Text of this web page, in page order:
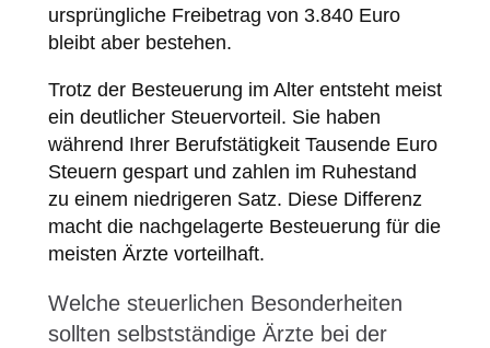
ursprüngliche Freibetrag von 3.840 Euro
bleibt aber bestehen.
Trotz der Besteuerung im Alter entsteht meist
ein deutlicher Steuervorteil. Sie haben
während Ihrer Berufstätigkeit Tausende Euro
Steuern gespart und zahlen im Ruhestand
zu einem niedrigeren Satz. Diese Differenz
macht die nachgelagerte Besteuerung für die
meisten Ärzte vorteilhaft.
Welche steuerlichen Besonderheiten
sollten selbstständige Ärzte bei der